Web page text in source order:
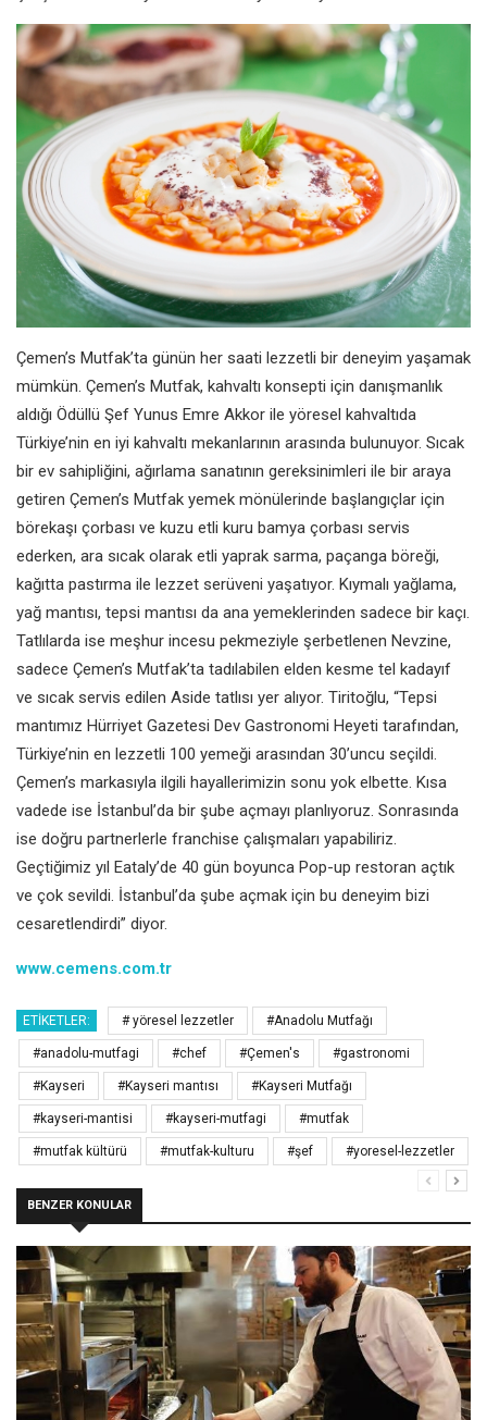
Çemen’s Mutfak’ta günün her saati lezzetli bir deneyim yaşamak
mümkün. Çemen’s Mutfak, kahvaltı konsepti için danışmanlık
aldığı Ödüllü Şef Yunus Emre Akkor ile yöresel kahvaltıda
Türkiye’nin en iyi kahvaltı mekanlarının arasında bulunuyor. Sıcak
bir ev sahipliğini, ağırlama sanatının gereksinimleri ile bir araya
getiren Çemen’s Mutfak yemek mönülerinde başlangıçlar için
börekaşı çorbası ve kuzu etli kuru bamya çorbası servis
ederken, ara sıcak olarak etli yaprak sarma, paçanga böreği,
kağıtta pastırma ile lezzet serüveni yaşatıyor. Kıymalı yağlama,
yağ mantısı, tepsi mantısı da ana yemeklerinden sadece bir kaçı.
Tatlılarda ise meşhur incesu pekmeziyle şerbetlenen Nevzine,
sadece Çemen’s Mutfak’ta tadılabilen elden kesme tel kadayıf
ve sıcak servis edilen Aside tatlısı yer alıyor. Tiritoğlu, “Tepsi
mantımız Hürriyet Gazetesi Dev Gastronomi Heyeti tarafından,
Türkiye’nin en lezzetli 100 yemeği arasından 30’uncu seçildi.
Çemen’s markasıyla ilgili hayallerimizin sonu yok elbette. Kısa
vadede ise İstanbul’da bir şube açmayı planlıyoruz. Sonrasında
ise doğru partnerlerle franchise çalışmaları yapabiliriz.
Geçtiğimiz yıl Eataly’de 40 gün boyunca Pop-up restoran açtık
ve çok sevildi. İstanbul’da şube açmak için bu deneyim bizi
cesaretlendirdi” diyor.
www.cemens.com.tr
ETIKETLER: # yöresel lezzetler #Anadolu Mutfağı
#anadolu-mutfagi #chef #Çemen's #gastronomi
#Kayseri #Kayseri mantısı #Kayseri Mutfağı
#kayseri-mantisi #kayseri-mutfagi #mutfak
#mutfak kültürü #mutfak-kulturu #şef #yoresel-lezzetler
BENZER KONULAR